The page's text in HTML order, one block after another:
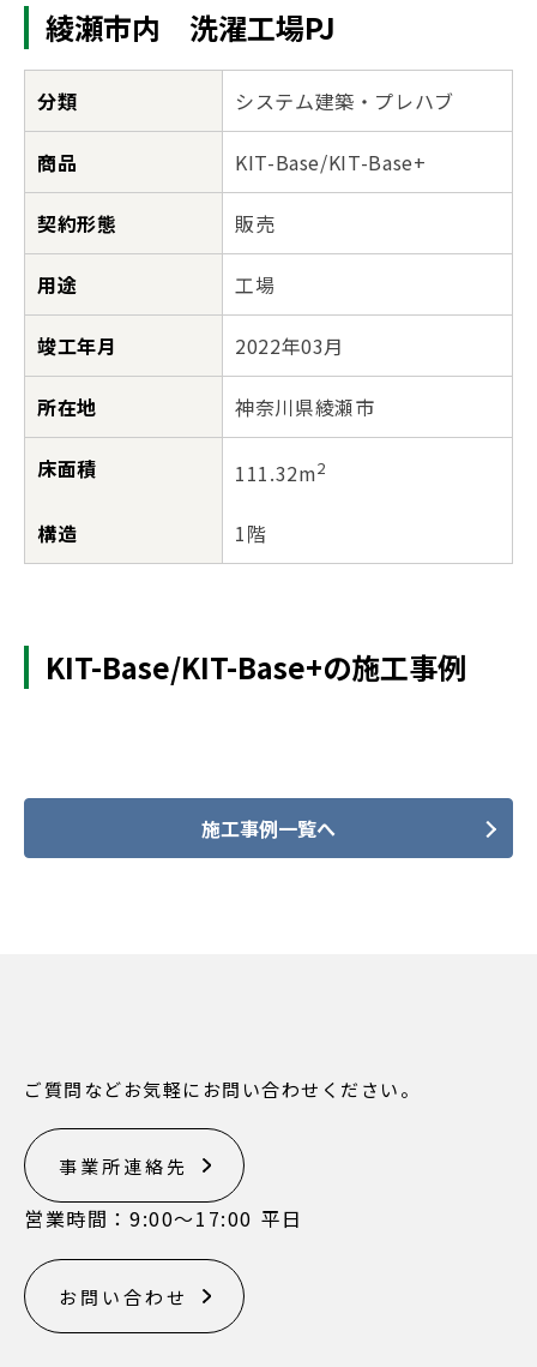
綾瀬市内 洗濯工場PJ
分類 システム建築・プレハブ
商品 KIT-Base/KIT-Base+
契約形態 販売
用途 工場
竣工年月 2022年03月
所在地 神奈川県綾瀬市
床面積 111.32m2
構造 1階
KIT-Base/KIT-Base+の施工事例
施工事例一覧へ
ご質問などお気軽にお問い合わせください。
事業所連絡先
営業時間：9:00〜17:00 平日
お問い合わせ